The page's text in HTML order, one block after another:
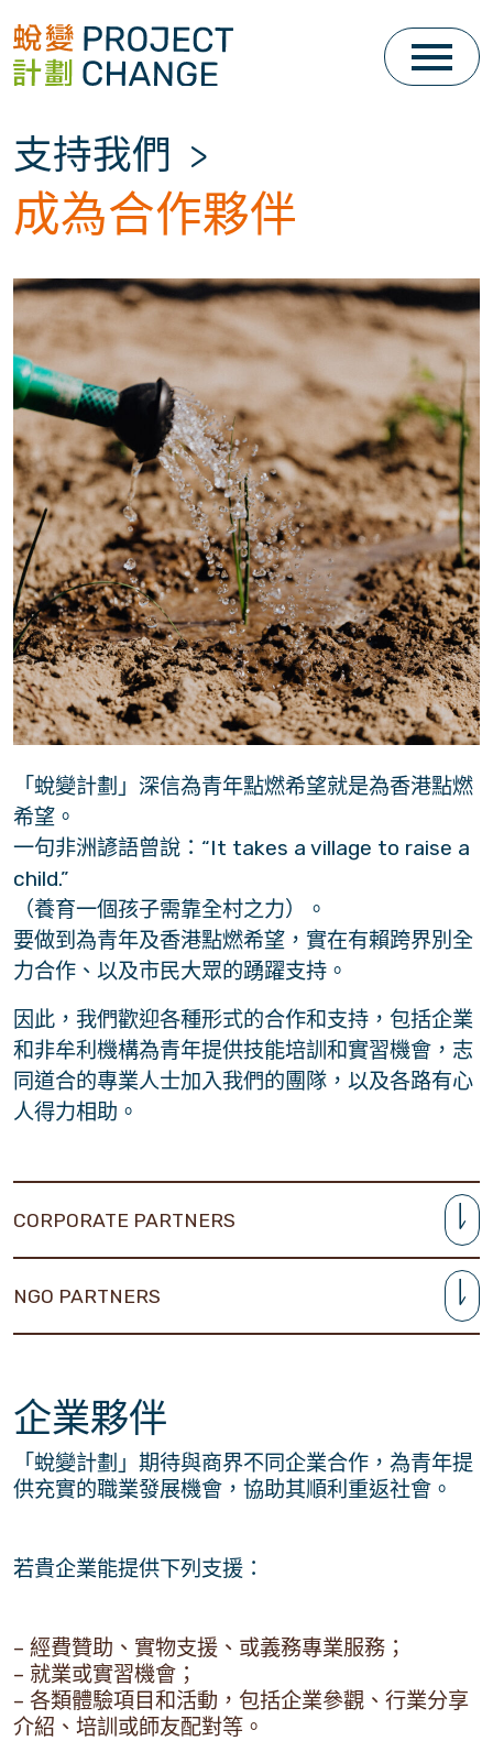
Skip
to
支持我們 >
成為合作夥伴
「蛻變計劃」深信為青年點燃希望就是為香港點燃
希望。
一句非洲諺語曾說：“It takes a village to raise a
child.”
（養育一個孩子需靠全村之力）。
要做到為青年及香港點燃希望，實在有賴跨界別全
力合作、以及市民大眾的踴躍支持。
因此，我們歡迎各種形式的合作和支持，包括企業
和非牟利機構為青年提供技能培訓和實習機會，志
同道合的專業人士加入我們的團隊，以及各路有心
人得力相助。
CORPORATE PARTNERS
NGO PARTNERS
企業夥伴
「蛻變計劃」期待與商界不同企業合作，為青年提
供充實的職業發展機會，協助其順利重返社會。
若貴企業能提供下列支援：
– 經費贊助、實物支援、或義務專業服務；
– 就業或實習機會；
– 各類體驗項目和活動，包括企業參觀、行業分享
介紹、培訓或師友配對等。